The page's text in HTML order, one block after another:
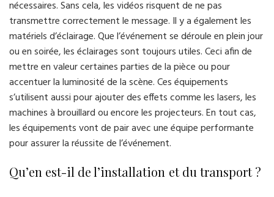
nécessaires. Sans cela, les vidéos risquent de ne pas
transmettre correctement le message. Il y a également les
matériels d’éclairage. Que l’événement se déroule en plein jour
ou en soirée, les éclairages sont toujours utiles. Ceci afin de
mettre en valeur certaines parties de la pièce ou pour
accentuer la luminosité de la scène. Ces équipements
s’utilisent aussi pour ajouter des effets comme les lasers, les
machines à brouillard ou encore les projecteurs. En tout cas,
les équipements vont de pair avec une équipe performante
pour assurer la réussite de l’événement.
Qu’en est-il de l’installation et du transport ?